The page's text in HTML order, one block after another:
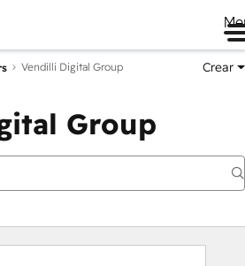
Vendilli Digital Group Crear
Group